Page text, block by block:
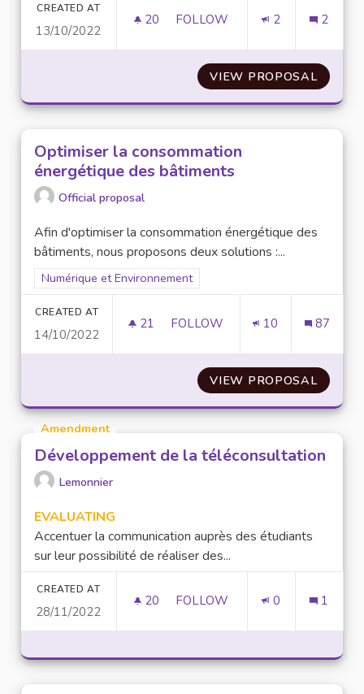
CREATED AT
13/10/2022
20 20 FOLLOWERS
FOLLOW 2 2
VIEW PROPOSALDES
Optimiser la consommation
énergétique des bâtiments
Official proposal
Afin d'optimiser la consommation énergétique des
bâtiments, nous proposons deux solutions :...
Filter results for scope: Numérique et Environnement
Numérique et Environnement
CREATED AT
14/10/2022
21 21 FOLLOWERS
FOLLOW 10 87
VIEW PROPOSAL
Amendment
Développement de la téléconsultation
Lemonnier
EVALUATING
Accentuer la communication auprès des étudiants
sur leur possibilité de réaliser des...
CREATED AT
28/11/2022
20 20 FOLLOWERS
FOLLOW 0 1